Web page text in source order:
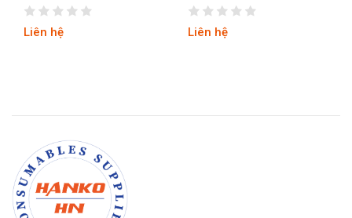
Liên hệ Liên hệ